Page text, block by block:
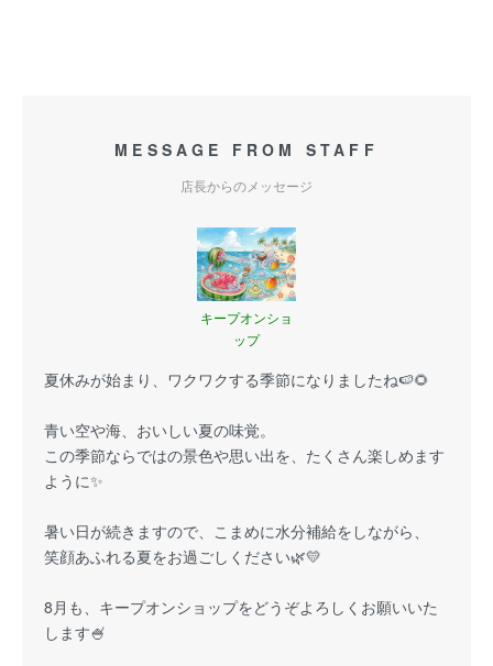
MESSAGE FROM STAFF
店長からのメッセージ
キープオンショ
ップ
夏休みが始まり、ワクワクする季節になりましたね🍉🌻
青い空や海、おいしい夏の味覚。
この季節ならではの景色や思い出を、たくさん楽しめます
ように✨
暑い日が続きますので、こまめに水分補給をしながら、
笑顔あふれる夏をお過ごしください🌿💛
8月も、キープオンショップをどうぞよろしくお願いいた
します🍧